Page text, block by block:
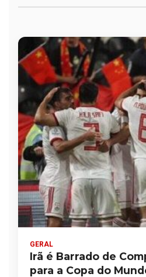
GERAL
Irã é Barrado de
para a Copa do